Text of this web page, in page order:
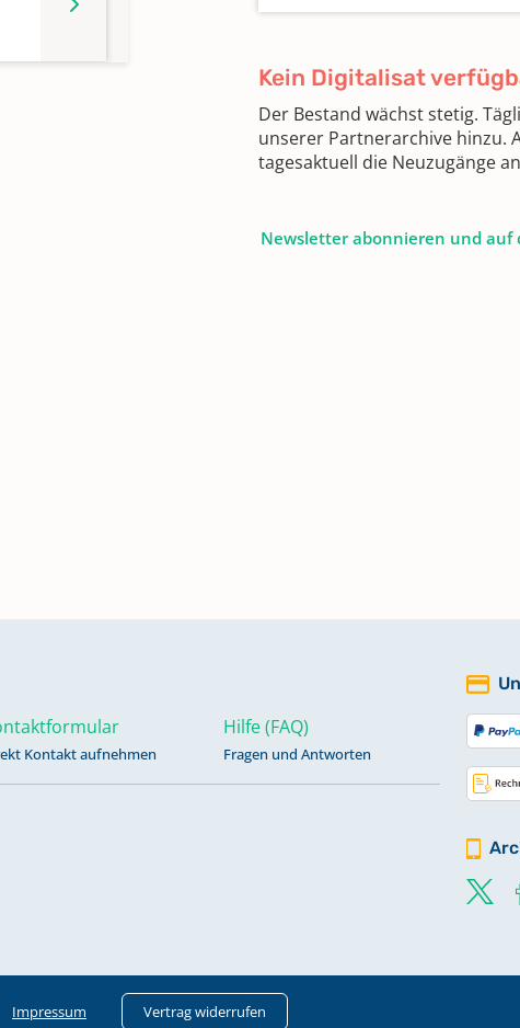
Kein Digitalisat
Der Bestand wächst stetig.
unserer Partnerarchive hinzu.
tagesaktuell die Neuzugänge
Newsletter abonnieren und auf
Kontakt aufnehmen
Hilfe (FAQ)
Fragen und Antworten
Impressum Vertrag widerrufen